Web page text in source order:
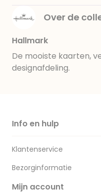
Over de
Hallmark
De mooiste kaarten,
designafdeling.
Info en hulp
Klantenservice
Bezorginformatie
Mijn account